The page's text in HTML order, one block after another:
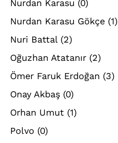
Nurdan Karasu (0)
Nurdan Karasu Gökçe (1)
Nuri Battal (2)
Oğuzhan Atatanır (2)
Ömer Faruk Erdoğan (3)
Onay Akbaş (0)
Orhan Umut (1)
Polvo (0)